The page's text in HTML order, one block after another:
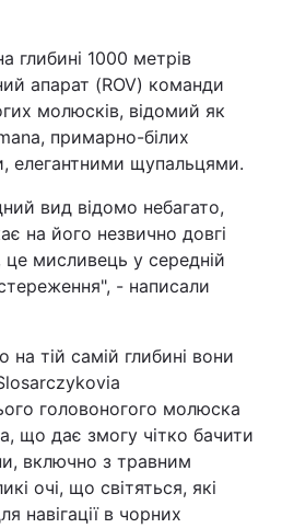
глибині 1000 метрів
апарат (ROV) команди
молюсків, відомий як
примарно-білих
елегантними щупальцями.
вид відомо небагато,
на його незвично довгі
мисливець у середній
- написали
тій самій глибині вони
головоногого молюска
що дає змогу чітко бачити
включно з травним
очі, що світяться, які
навігації в чорних